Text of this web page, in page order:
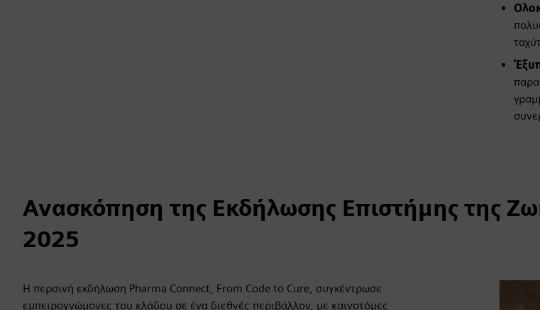
Ανασκόπηση της Εκδήλωσης Επιστήμης της
2025
Η περσινή εκδήλωση Pharma Connect, From Code to Cure, συγκέντρωσε
εμπειρογνώμονες του κλάδου σε ένα διεθνές περιβάλλον, με καινοτόμες